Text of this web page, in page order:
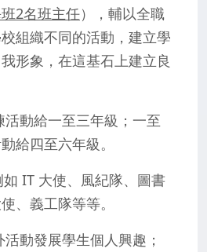
2名班主任），輔以全職
組織不同的活動，建立學
形象，在這基石上建立良
動給一至三年級；一至
給四至六年級。
IT 大使、風紀隊、圖書
、義工隊等等。
動發展學生個人興趣；